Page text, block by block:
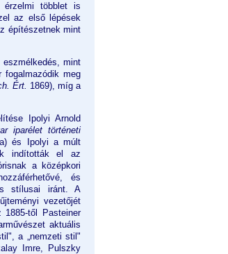
érzelmi többlet is
az első lépések
építészetnek mint
eszmélkedés, mint
fogalmazódik meg
Ért. 1869), míg a
Ipolyi Arnold
iparélet történeti
és Ipolyi a múlt
indították el az
a középkori
és
stílusai iránt. A
vezetőjét
1885-től Pasteiner
aktuális
a „nemzeti stil"
Imre, Pulszky